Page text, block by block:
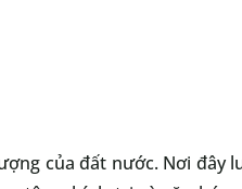
của đất nước. Nơi đây